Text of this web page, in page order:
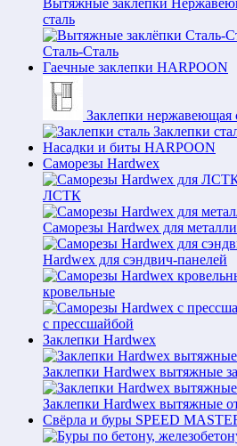
Вытяжные заклёпки
сталь
Сталь-Сталь
Гаечные заклепки HARPOON
Заклепки нержавеющая
Заклепки
Насадки и биты HARPOON
Саморезы Hardwex
ЛСТК
Саморезы Hardwex для
Hardwex для сэндвич-панелей
кровельные
с прессшайбой
Заклепки Hardwex
Заклепки Hardwex вытяжные
Заклепки Hardwex вытяжные
Свёрла и буры SPEED